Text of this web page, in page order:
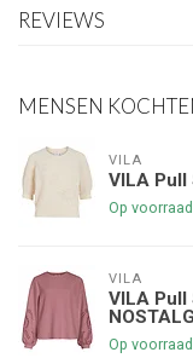
REVIEWS
MENSEN
VILA
VILA Pull
Op voorraad
VILA
VILA Pull
Op voorraad